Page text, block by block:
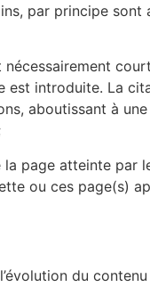
par principe sont
nécessairement
est introduite. La
aboutissant à
page atteinte par
ou ces page(s)
du